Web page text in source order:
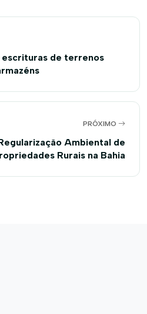
escrituras de terrenos
PRÓXIMO
Ambiental de
Rurais na Bahia